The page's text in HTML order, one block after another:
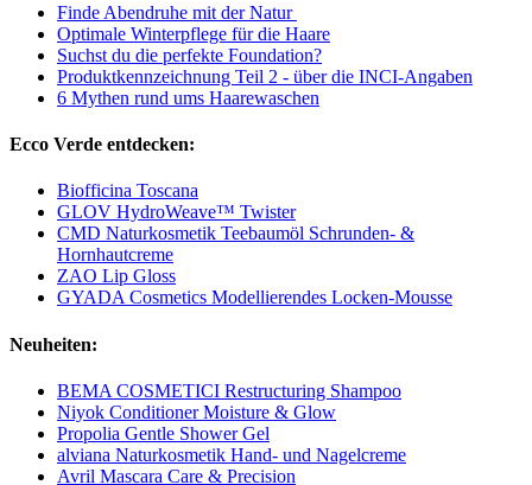
Finde Abendruhe mit der Natur
Optimale Winterpflege für die Haare
Suchst du die perfekte Foundation?
Produktkennzeichnung Teil 2 - über die INCI-Angaben
6 Mythen rund ums Haarewaschen
Ecco Verde entdecken:
Biofficina Toscana
GLOV HydroWeave™ Twister
CMD Naturkosmetik Teebaumöl Schrunden- &
Hornhautcreme
ZAO Lip Gloss
GYADA Cosmetics Modellierendes Locken-Mousse
Neuheiten:
BEMA COSMETICI Restructuring Shampoo
Niyok Conditioner Moisture & Glow
Propolia Gentle Shower Gel
alviana Naturkosmetik Hand- und Nagelcreme
Avril Mascara Care & Precision